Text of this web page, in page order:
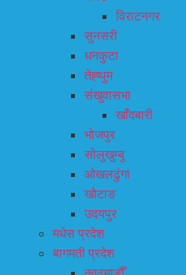
विराटनगर
सुनसरी
धनकुटा
तेह्थुम
संखुवासभा
खाँदबारी
भोजपुर
सोलुखुम्बु
ओखलढुंगा
खोटाङ
उदयपुर
मधेस प्रदेश
बागमती प्रदेश